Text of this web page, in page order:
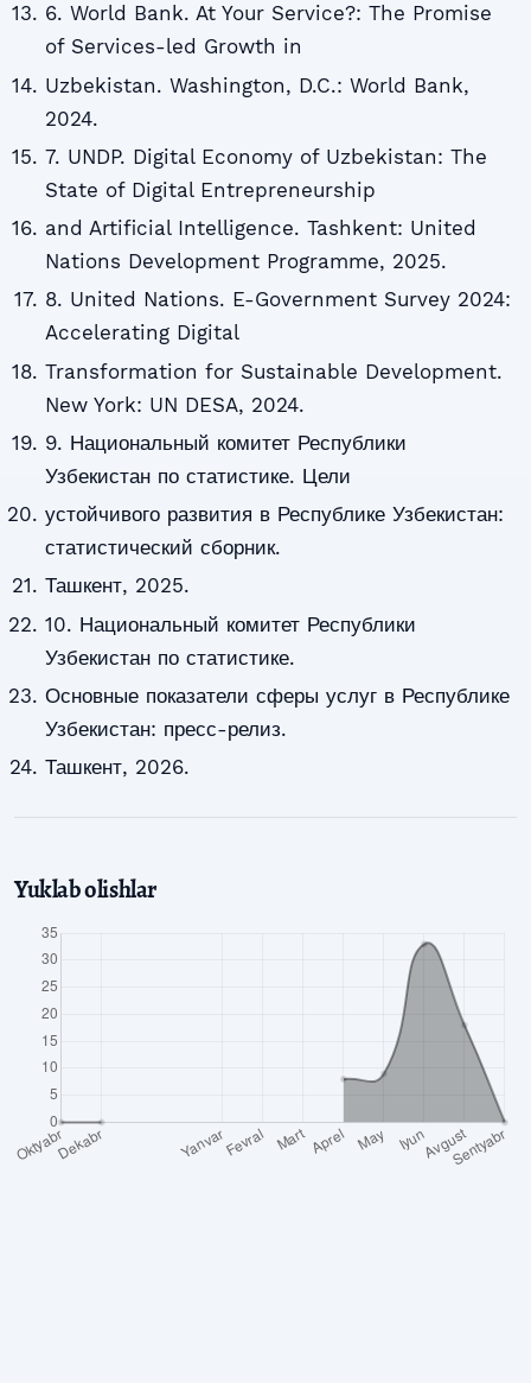
6. World Bank. At Your Service?: The Promise
of Services-led Growth in
Uzbekistan. Washington, D.C.: World Bank,
2024.
7. UNDP. Digital Economy of Uzbekistan: The
State of Digital Entrepreneurship
and Artificial Intelligence. Tashkent: United
Nations Development Programme, 2025.
8. United Nations. E-Government Survey 2024:
Accelerating Digital
Transformation for Sustainable Development.
New York: UN DESA, 2024.
9. Национальный комитет Республики
Узбекистан по статистике. Цели
устойчивого развития в Республике Узбекистан:
статистический сборник.
Ташкент, 2025.
10. Национальный комитет Республики
Узбекистан по статистике.
Основные показатели сферы услуг в Республике
Узбекистан: пресс-релиз.
Ташкент, 2026.
Yuklab olishlar